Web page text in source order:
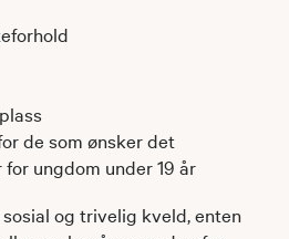
de som ønsker det
ungdom under 19 år
og trivelig kveld, enten